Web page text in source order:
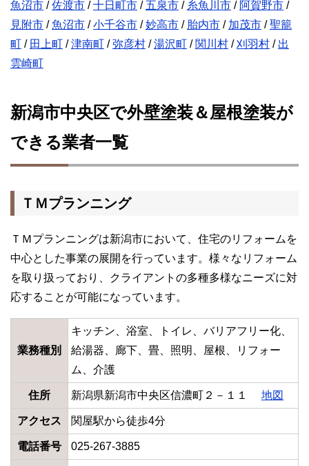
魚沼市 /佐渡市 /十日町市 / 五泉市 / 糸魚川市 / 阿賀野市 /
見附市 /魚沼市 /小千谷市 /妙高市 / 胎内市 / 加茂市 /聖籠
町 / 田上町 /津南町 /弥彦村 /湯沢町 / 関川村 /刈羽村 / 出
雲崎町
新潟市中央区で外壁塗装＆屋根塗装が
できる業者一覧
ＴＭプランニング
ＴＭプランニングは新潟市において、住宅のリフォームを
中心とした事業の展開を行っています。様々なリフォーム
を取り扱っており、クライアントの多種多様なニーズに対
応することが可能になっています。
業務種別
キッチン、浴室、トイレ、バリアフリー化、
給湯器、廊下、畳、照明、屋根、リフォー
ム、介護
住所 新潟県新潟市中央区信濃町２－１１ 地図
アクセス 関屋駅から徒歩4分
電話番号 025-267-3885